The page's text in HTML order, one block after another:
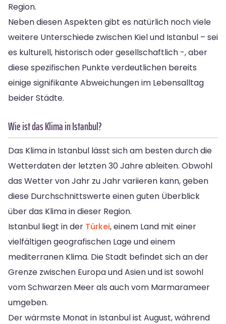
Region.
Neben diesen Aspekten gibt es natürlich noch viele
weitere Unterschiede zwischen Kiel und Istanbul – sei
es kulturell, historisch oder gesellschaftlich -, aber
diese spezifischen Punkte verdeutlichen bereits
einige signifikante Abweichungen im Lebensalltag
beider Städte.
Wie ist das Klima in Istanbul?
Das Klima in Istanbul lässt sich am besten durch die
Wetterdaten der letzten 30 Jahre ableiten. Obwohl
das Wetter von Jahr zu Jahr variieren kann, geben
diese Durchschnittswerte einen guten Überblick
über das Klima in dieser Region.
Istanbul liegt in der Türkei, einem Land mit einer
vielfältigen geografischen Lage und einem
mediterranen Klima. Die Stadt befindet sich an der
Grenze zwischen Europa und Asien und ist sowohl
vom Schwarzen Meer als auch vom Marmarameer
umgeben.
Der wärmste Monat in Istanbul ist August, während